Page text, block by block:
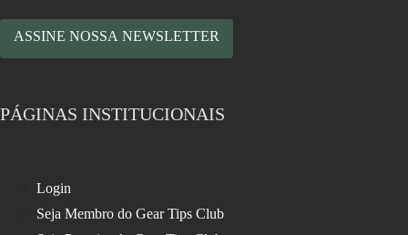
ASSINE NOSSA NEWSLETTER
PÁGINAS INSTITUCIONAIS
Login
Seja Membro do Gear Tips Club